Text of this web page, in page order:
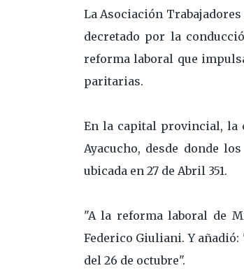
La Asociación
decretado por la
reforma laboral que
paritarias.
En la capital provincial, la
Ayacucho, desde donde
ubicada en 27 de Abril 351.
"A la reforma laboral de
Federico Giuliani. Y
del 26 de octubre".